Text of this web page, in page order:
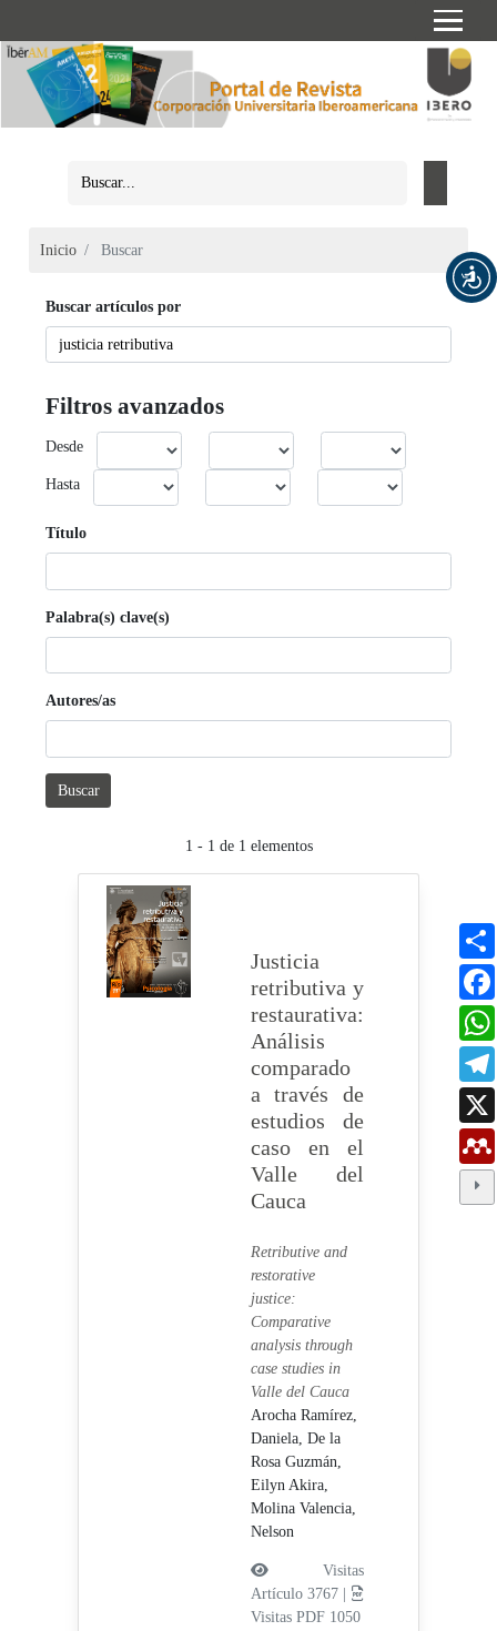
Inicio Buscar
Buscar artículos por
Filtros avanzados
Desde
Hasta
Título
Palabra(s) clave(s)
Autores/as
Buscar
1 - 1 de 1 elementos
Justicia
retributiva y
restaurativa:
Análisis
comparado
a través de
estudios de
caso en el
Valle del
Cauca
Retributive and
restorative
justice:
Comparative
analysis through
case studies in
Valle del Cauca
Arocha Ramírez,
Daniela, De la
Rosa Guzmán,
Eilyn Akira,
Molina Valencia,
Nelson
Visitas
Artículo 3767 |
Visitas PDF 1050